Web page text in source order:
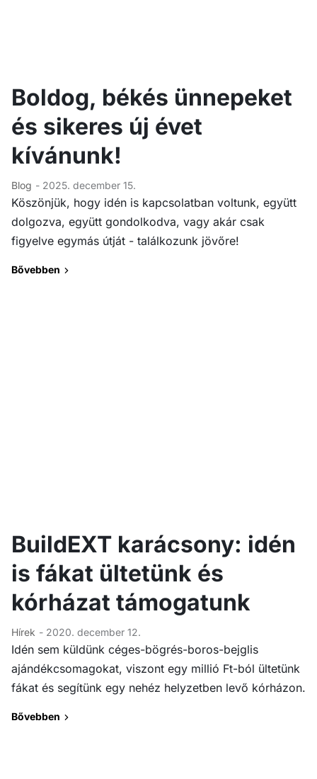
Boldog, békés ünnepeket
és sikeres új évet
kívánunk!
Blog - 2025. december 15.
Köszönjük, hogy idén is kapcsolatban voltunk, együtt
dolgozva, együtt gondolkodva, vagy akár csak
figyelve egymás útját - találkozunk jövőre!
Bővebben
BuildEXT karácsony: idén
is fákat ültetünk és
kórházat támogatunk
Hírek - 2020. december 12.
Idén sem küldünk céges-bögrés-boros-bejglis
ajándékcsomagokat, viszont egy millió Ft-ból ültetünk
fákat és segítünk egy nehéz helyzetben levő kórházon.
Bővebben